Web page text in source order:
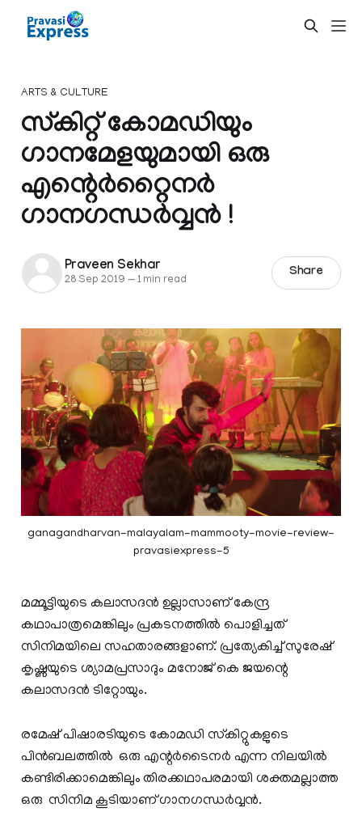
ARTS & CULTURE
സ്കിറ്റ് കോമഡിയും
ഗാനമേളയുമായി ഒരു
എന്റെർറ്റൈനർ
ഗാനഗന്ധർവ്വൻ !
Praveen Sekhar
28 Sep 2019 —1 min read
Share
ganagandharvan-malayalam-mammooty-movie-review-
pravasiexpress-5
മമ്മൂട്ടിയുടെ കലാസദൻ ഉല്ലാസാണ് കേന്ദ്ര
കഥാപാത്രമെങ്കിലും പ്രകടനത്തിൽ പൊളിച്ചത്
സിനിമയിലെ സഹതാരങ്ങളാണ്. പ്രത്യേകിച്ച് സുരേഷ്
കൃഷ്ണയുടെ ശ്യാമപ്രസാദും മനോജ് കെ ജയന്റെ
കലാസദൻ ടിറ്റോയും.
രമേഷ് പിഷാരടിയുടെ കോമഡി സ്‌കിറ്റുകളുടെ
പിൻബലത്തിൽ ഒരു എന്റർടൈനർ എന്ന നിലയിൽ
കണ്ടിരിക്കാമെങ്കിലും തിരക്കഥാപരമായി ശക്തമല്ലാത്ത
ഒരു സിനിമ കൂടിയാണ് ഗാനഗന്ധർവ്വൻ.